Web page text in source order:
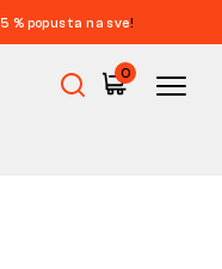
5 % popusta na sve!
0